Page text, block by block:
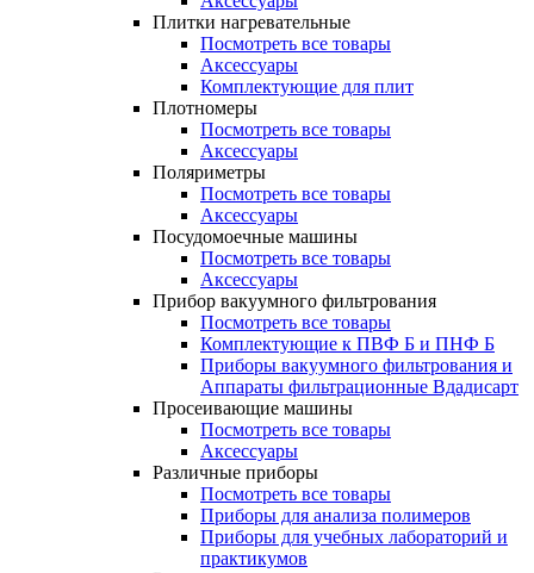
Плитки нагревательные
Посмотреть все товары
Аксессуары
Комплектующие для плит
Плотномеры
Посмотреть все товары
Аксессуары
Поляриметры
Посмотреть все товары
Аксессуары
Посудомоечные машины
Посмотреть все товары
Аксессуары
Прибор вакуумного фильтрования
Посмотреть все товары
Комплектующие к ПВФ Б и ПНФ Б
Приборы вакуумного фильтрования и
Аппараты фильтрационные Вдадисарт
Просеивающие машины
Посмотреть все товары
Аксессуары
Различные приборы
Посмотреть все товары
Приборы для анализа полимеров
Приборы для учебных лабораторий и
практикумов